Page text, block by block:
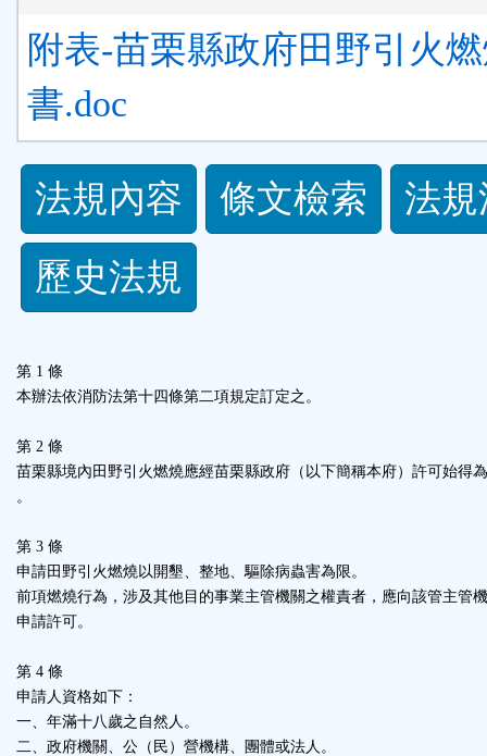
附表-苗栗縣政府田野引火
書.doc
法
規
功
按
鈕
區
法規內容 條文檢索
法
歷史法規
第 1 條
本辦法依消防法第十四條第二項規定訂定之。
第 2 條
苗栗縣境內田野引火燃燒應經苗栗縣政府（以下簡稱本府）許可始得
。
第 3 條
申請田野引火燃燒以開墾、整地、驅除病蟲害為限。
前項燃燒行為，涉及其他目的事業主管機關之權責者，應向該管主管
申請許可。
第 4 條
申請人資格如下：
一、年滿十八歲之自然人。
二、政府機關、公（民）營機構、團體或法人。